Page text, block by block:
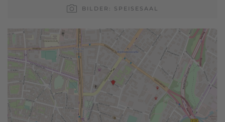
BILDER: SPEISESAAL